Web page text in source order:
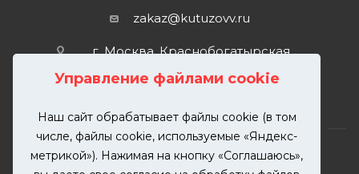
Управление файлами cookie
Наш сайт обрабатывает файлы cookie (в том
числе, файлы cookie, используемые «Яндекс-
метрикой»). Нажимая на кнопку «Соглашаюсь»,
zakaz@kutuzovv.ru
г. Москва, Краснобогатырская